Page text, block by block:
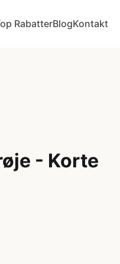
RabatterBlogKontakt
- Korte